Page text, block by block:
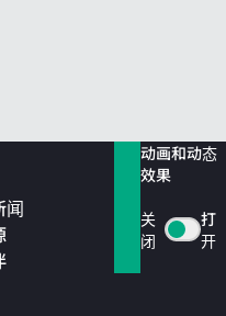
闻
动画和动态
效果
关
闭
打
开